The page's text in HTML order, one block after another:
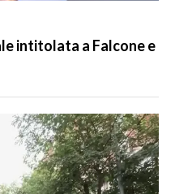
intitolata a Falcone e